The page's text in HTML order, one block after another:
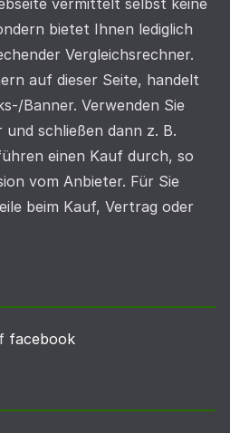
vermittelt selbst keine
bietet Ihnen lediglich
Vergleichsrechner.
auf dieser Seite, handelt
Banner. Verwenden Sie
schließen dann z. B.
einen Kauf durch, so
vom Anbieter. Für Sie
beim Kauf, Vertrag oder
facebook